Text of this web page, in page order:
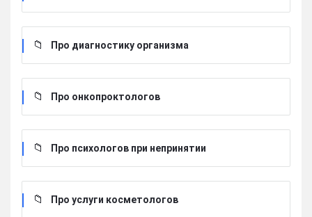
Про диагностику организма
Про онкопроктологов
Про психологов при непринятии
Про услуги косметологов